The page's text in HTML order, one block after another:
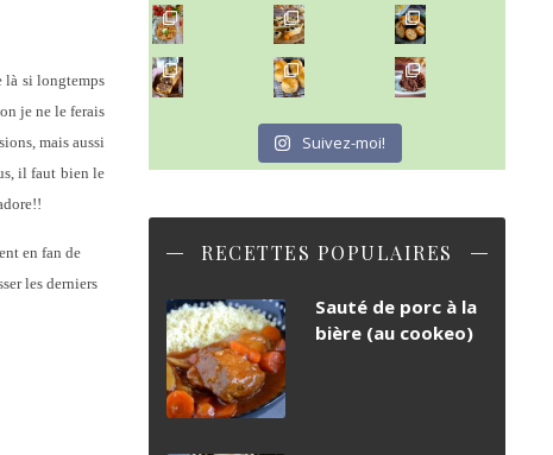
là si longtemps
je ne le ferais
mais aussi
il faut bien le
en fan de
les derniers
~ SALADE DE PÂTES AUX DEUX TOMATES THON ET BURRA
~ FINANCIERS MYRTILLES ET CITRON ~
Aujourd'hu
~ BUNS MAISON ~
Un peu de boulange par ici au
~ GÂTEAU FONDANT CHOCO NOISETTE ~
C'est lundi
Suivez-moi!
RECETTES POPULAIRES
Sauté de porc à la
bière (au cookeo)